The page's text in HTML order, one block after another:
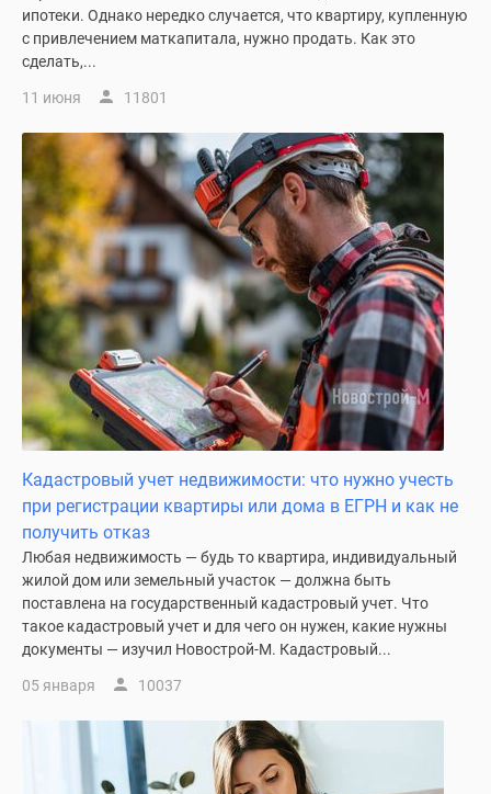
Экспертиза
новостроек
Эксперты
авторы
проекте
Контакты
Реклама
сайте
Машино-
Апартаменты
#траншевая
ипотека
#рассрочка
ИТ-
ипотека
Квартиры
скидками
41%
новостроек
Субсидированная
ипотеки. Однако нередко случается, что квартиру, купленную
с привлечением маткапитала, нужно продать. Как это
сделать,...
11 июня 11801
Кадастровый учет недвижимости: что нужно учесть
при регистрации квартиры или дома в ЕГРН и как не
получить отказ
Любая недвижимость — будь то квартира, индивидуальный
жилой дом или земельный участок — должна быть
поставлена на государственный кадастровый учет. Что
такое кадастровый учет и для чего он нужен, какие нужны
документы — изучил Новострой-М. Кадастровый...
05 января 10037